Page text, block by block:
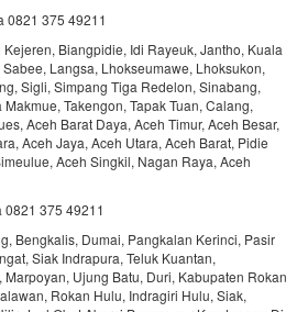
0821 375 49211
Biangpidie, Idi Rayeuk, Jantho, Kuala
Langsa, Lhokseumawe, Lhoksukon,
Sigli, Simpang Tiga Redelon, Sinabang,
Takengon, Tapak Tuan, Calang,
Aceh Barat Daya, Aceh Timur, Aceh Besar,
Aceh Jaya, Aceh Utara, Aceh Barat, Pidie
Aceh Singkil, Nagan Raya, Aceh
0821 375 49211
Bengkalis, Dumai, Pangkalan Kerinci, Pasir
Siak Indrapura, Teluk Kuantan,
Ujung Batu, Duri, Kabupaten Rokan
Rokan Hulu, Indragiri Hulu, Siak,